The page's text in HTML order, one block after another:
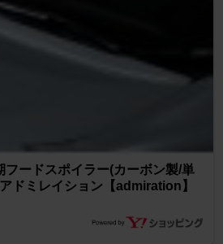
フードスポイラー(カーボン製/単
ドミレイション【admiration】